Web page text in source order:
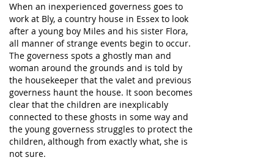
When an inexperienced governess goes to
work at Bly, a country house in Essex to look
after a young boy Miles and his sister Flora,
all manner of strange events begin to occur.
The governess spots a ghostly man and
woman around the grounds and is told by
the housekeeper that the valet and previous
governess haunt the house. It soon becomes
clear that the children are inexplicably
connected to these ghosts in some way and
the young governess struggles to protect the
children, although from exactly what, she is
not sure.